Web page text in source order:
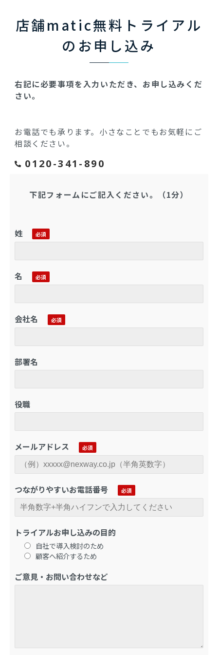
店舗matic無料トライアル
のお申し込み
右記に必要事項を入力いただき、お申し込みくだ
さい。
お電話でも承ります。小さなことでもお気軽にご
相談ください。
0120-341-890
下記フォームにご記入ください。（1分）
姓
名
会社名
部署名
役職
メールアドレス
つながりやすいお電話番号
トライアルお申し込みの目的
自社で導入検討のため
顧客へ紹介するため
ご意見・お問い合わせなど